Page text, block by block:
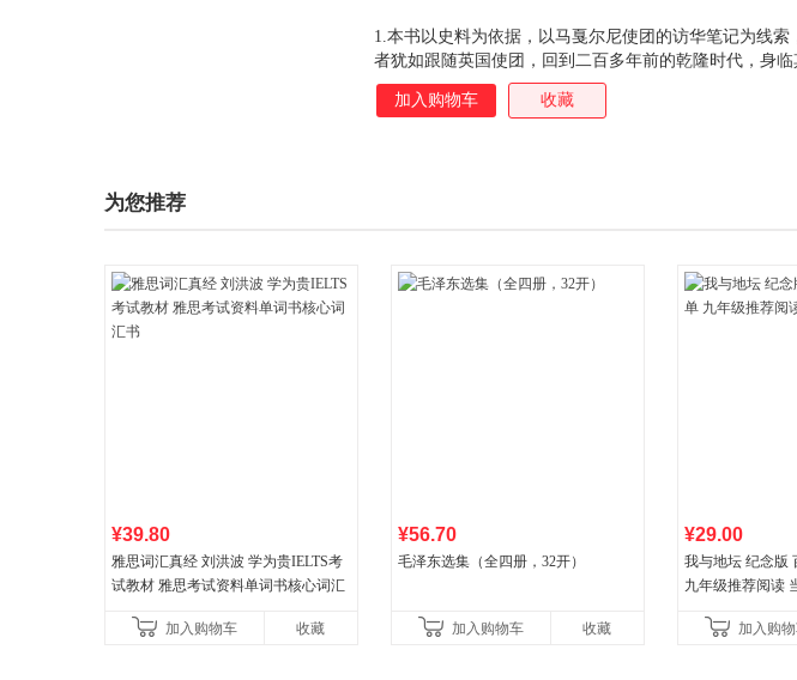
1.本书以史料为依据，以马戛尔尼使团的访华笔记为线
者犹如跟随英国使团，回到二百多年前的乾隆时代，身
的山川风物、社会风貌，以及那时中国人的形象。 3.马
那时的中国人普遍轻视西方文明的深层原因是什么？当
加入购物车 收藏
为您推荐
¥39.80
雅思词汇真经 刘洪波 学为贵IELTS考
试教材 雅思考试资料单词书核心词汇
加入购物车
收藏
¥56.70
毛泽东选集（全四册，32开）
加入购物车 收藏
¥29.00
我与地坛 纪念版
九年级推荐阅读
加入购